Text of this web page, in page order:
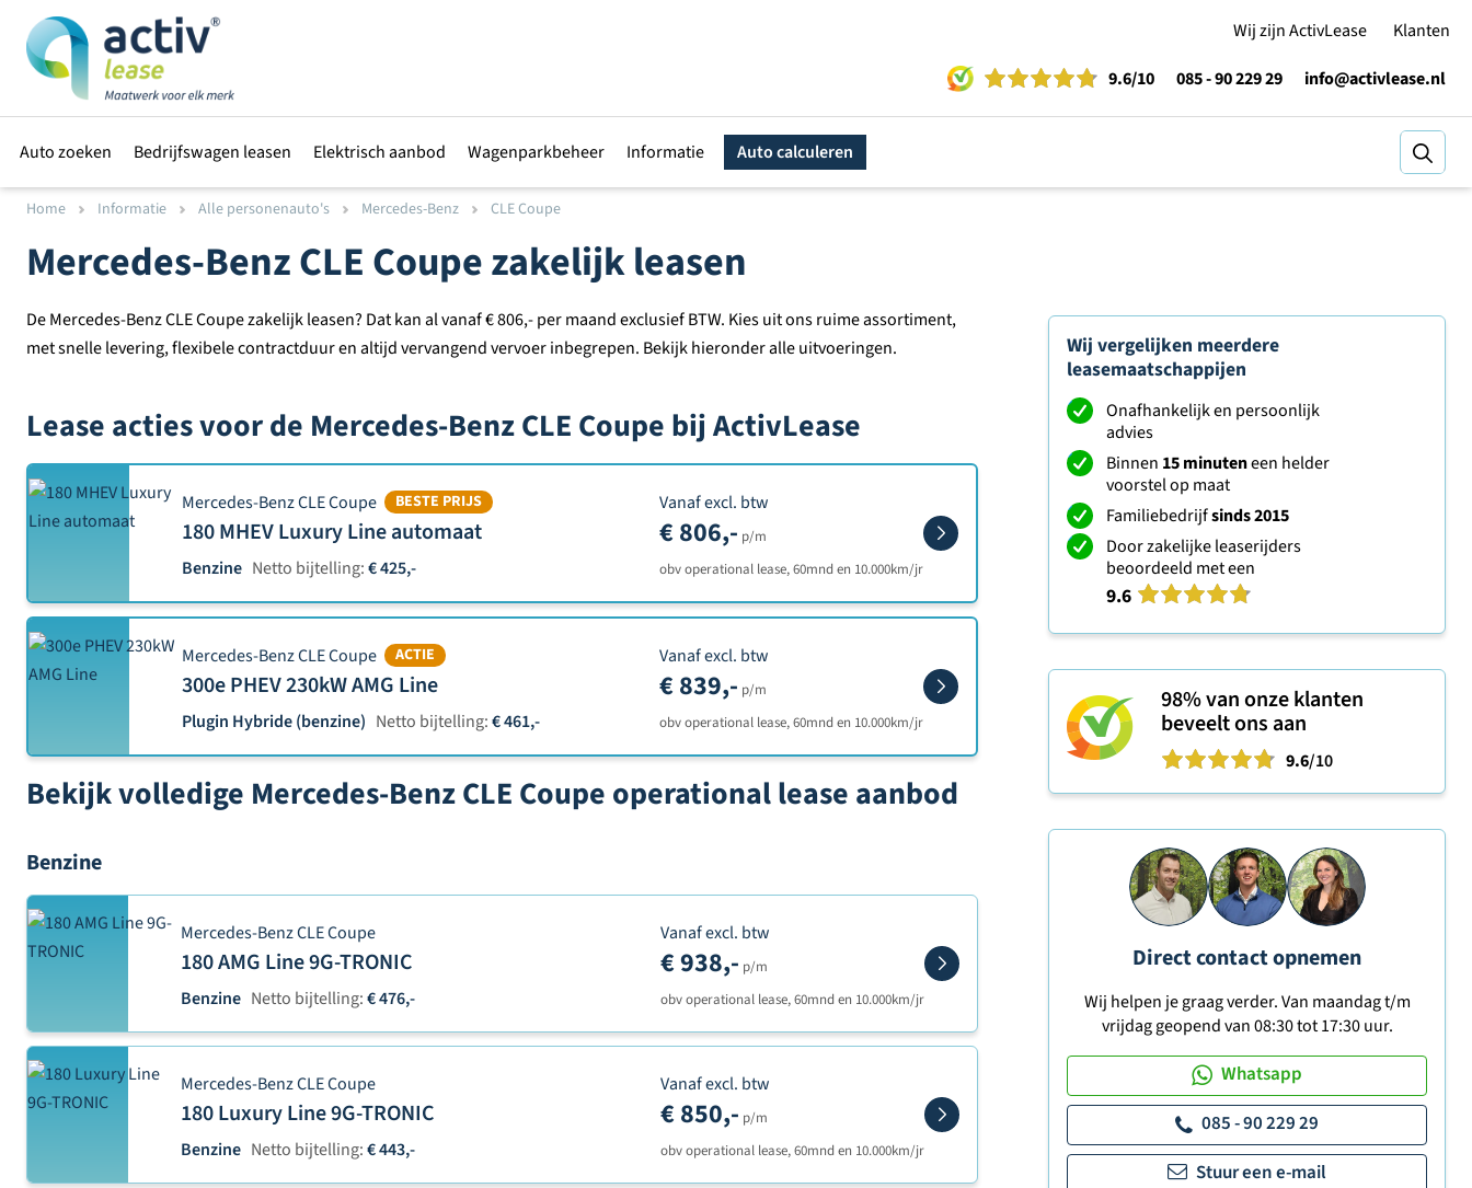
Wij zijn ActivLease
Klanten
9.6/10 085 - 90 229 29 info@activlease.nl
Auto zoeken Bedrijfswagen leasen Elektrisch aanbod Wagenparkbeheer Informatie Auto calculeren
Home Informatie Alle personenauto's Mercedes-Benz CLE Coupe
Mercedes-Benz CLE Coupe zakelijk leasen
De Mercedes-Benz CLE Coupe zakelijk leasen? Dat kan al vanaf € 806,- per maand exclusief BTW. Kies uit ons ruime assortiment,
met snelle levering, flexibele contractduur en altijd vervangend vervoer inbegrepen. Bekijk hieronder alle uitvoeringen.
Lease acties voor de Mercedes-Benz CLE Coupe bij ActivLease
Mercedes-Benz CLE Coupe BESTE PRIJS
180 MHEV Luxury Line automaat
Benzine Netto bijtelling:€ 425,-
Vanaf excl. btw
€ 806,- p/m
obv operational lease, 60mnd en 10.000km/jr
Mercedes-Benz CLE Coupe ACTIE
300e PHEV 230kW AMG Line
Plugin Hybride (benzine) Netto bijtelling:€ 461,-
Vanaf excl. btw
€ 839,- p/m
obv operational lease, 60mnd en 10.000km/jr
Bekijk volledige Mercedes-Benz CLE Coupe operational lease aanbod
Benzine
Mercedes-Benz CLE Coupe
180 AMG Line 9G-TRONIC
Benzine Netto bijtelling:€ 476,-
Vanaf excl. btw
€ 938,- p/m
obv operational lease, 60mnd en 10.000km/jr
Mercedes-Benz CLE Coupe
180 Luxury Line 9G-TRONIC
Benzine Netto bijtelling:€ 443,-
Vanaf excl. btw
€ 850,- p/m
obv operational lease, 60mnd en 10.000km/jr
Wij vergelijken meerdere
leasemaatschappijen
Onafhankelijk en persoonlijk
advies
Binnen 15 minuteneen helder
voorstel op maat
Familiebedrijfsinds 2015
Door zakelijke leaserijders
beoordeeld met een
9.6
98%van onze klanten
beveelt ons aan
9.6/10
Direct contact opnemen
Wij helpen je graag verder. Van maandag t/m
vrijdag geopend van 08:30 tot 17:30 uur.
Whatsapp
085 - 90 229 29
Stuur een e-mail